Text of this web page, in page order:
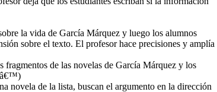
la vida de García Márquez y luego los alumnos
sobre el texto. El profesor hace precisiones y amplía
fragmentos de las novelas de García Márquez y los
novela de la lista, buscan el argumento en la dirección